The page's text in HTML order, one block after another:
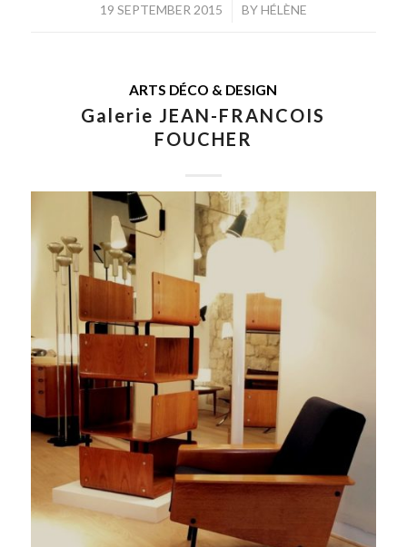
19 SEPTEMBER 2015
/ BYHÉLÈNE
ARTS DÉCO & DESIGN
Galerie JEAN-FRANCOIS
FOUCHER